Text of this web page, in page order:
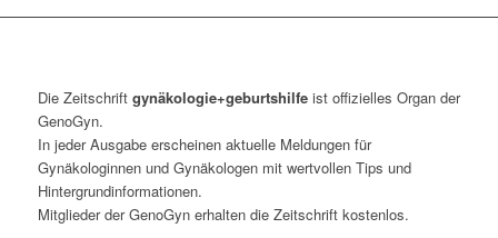
Die Zeitschrift gynäkologie+geburtshilfeist offizielles Organ der
GenoGyn.
In jeder Ausgabe erscheinen aktuelle Meldungen für
Gynäkologinnen und Gynäkologen mit wertvollen Tips und
Hintergrundinformationen.
Mitglieder der GenoGyn erhalten die Zeitschrift kostenlos.